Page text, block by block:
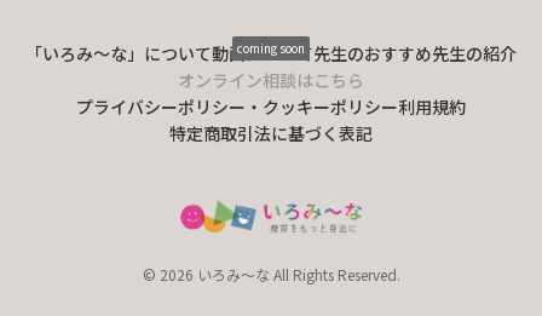
「いろみ〜な」について動画について先生のおすすめ先生の紹介
オンライン相談はこちら
coming soon
プライバシーポリシー・クッキーポリシー利用規約
特定商取引法に基づく表記
© 2026 いろみ～な All Rights Reserved.